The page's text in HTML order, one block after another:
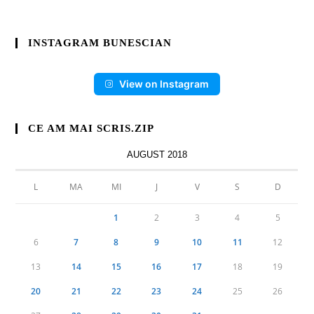
INSTAGRAM BUNESCIAN
View on Instagram
CE AM MAI SCRIS.ZIP
AUGUST 2018
L MA MI J V S D
1 2 3 4 5
6 7 8 9 10 11 12
13 14 15 16 17 18 19
20 21 22 23 24 25 26